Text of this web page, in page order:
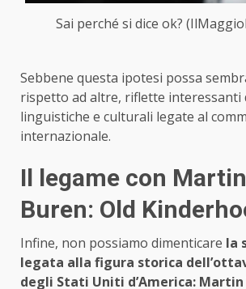
Sai perché si dice ok?
Sebbene questa ipotesi possa
rispetto ad altre, riflette interessanti
linguistiche e culturali legate al
internazionale.
Il legame con
Buren: Old
Infine, non possiamo dimenticare la
legata alla figura storica
degli Stati Uniti d’America: Martin